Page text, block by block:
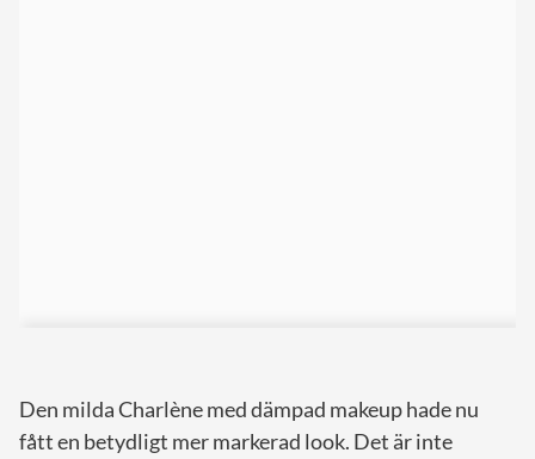
Den milda Charlène med dämpad makeup hade nu
fått en betydligt mer markerad look. Det är inte